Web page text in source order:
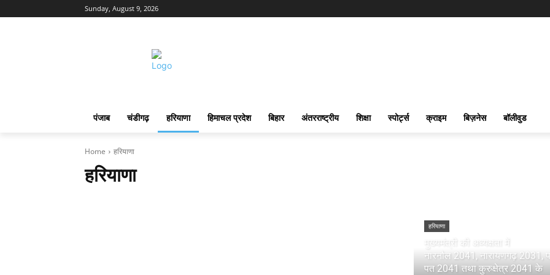
Sunday, August 9, 2026
पंजाब चंडीगढ़ हरियाणा हिमाचल प्रदेश बिहार अंतरराष्ट्रीय शिक्षा स्पोर्ट्स क्राइम बिज़नेस बॉलीवुड
Home हरियाणा
हरियाणा
हरियाणा
मुख्यमंत्री की अध्यक्षता में
नारनौल 2041, नारायणगढ़ 2031,
पत 2041 तथा कुरुक्षेत्र 2041 के